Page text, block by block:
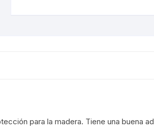
para la madera. Tiene una buena